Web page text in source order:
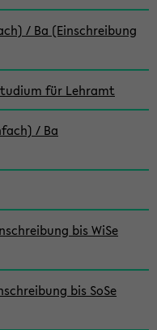
/ Ba (Einschreibung
für Lehramt
/ Ba
bis WiSe
bis SoSe